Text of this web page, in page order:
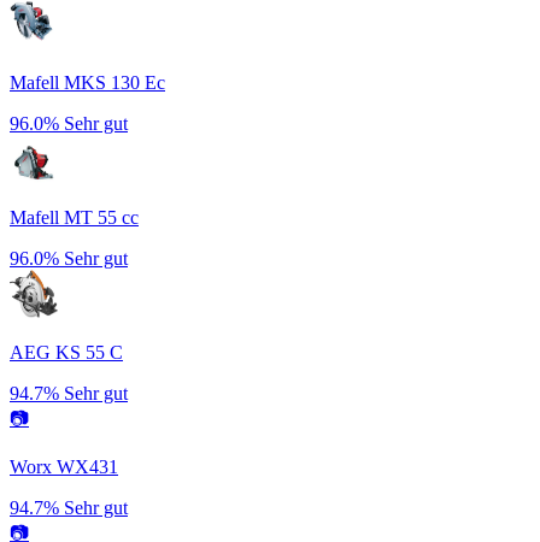
Mafell MKS 130 Ec
96.0% Sehr gut
Mafell MT 55 cc
96.0% Sehr gut
AEG KS 55 C
94.7% Sehr gut
📷
Worx WX431
94.7% Sehr gut
📷